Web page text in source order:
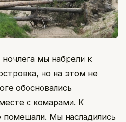
ночлега мы набрели к
но на этом не
обосновались
с комарами. К
помешали. Мы насладились